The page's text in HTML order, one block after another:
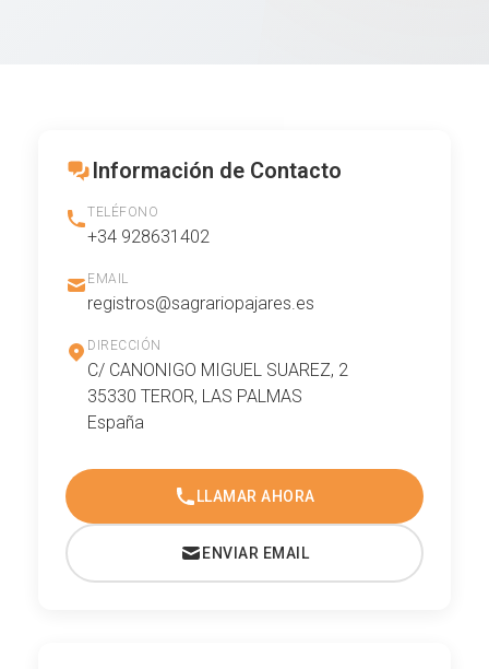
Información de Contacto
TELÉFONO
+34 928631402
EMAIL
registros@sagrariopajares.es
DIRECCIÓN
C/ CANONIGO MIGUEL SUAREZ, 2
35330 TEROR, LAS PALMAS
España
LLAMAR AHORA
ENVIAR EMAIL